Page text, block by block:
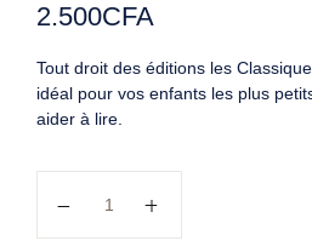
2.500CFA
Tout droit des éditions les
idéal pour vos enfants les plus
aider à lire.